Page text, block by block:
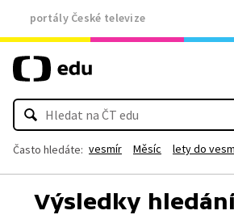
portály České televize
Často hledáte: vesmír Měsíc lety do
Výsledky